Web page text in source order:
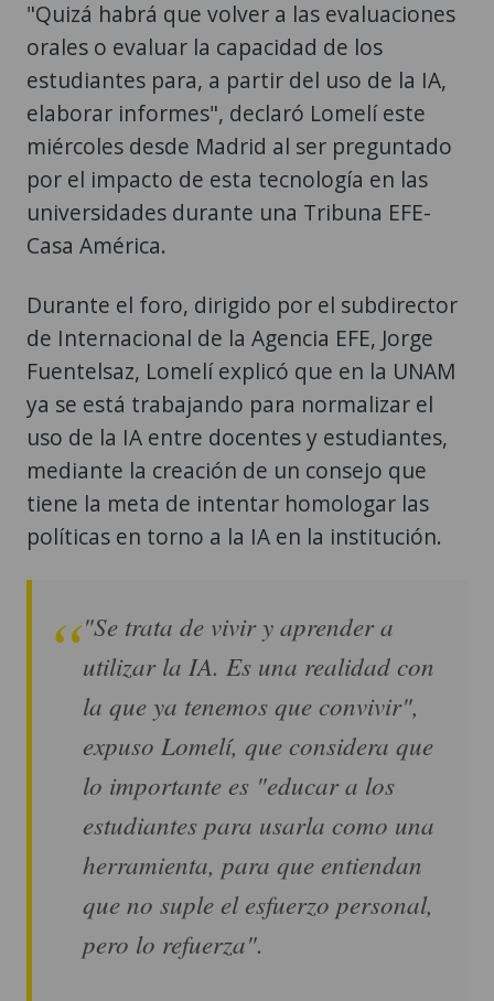
"Quizá habrá que volver a las evaluaciones
orales o evaluar la capacidad de los
estudiantes para, a partir del uso de la IA,
elaborar informes", declaró Lomelí este
miércoles desde Madrid al ser preguntado
por el impacto de esta tecnología en las
universidades durante una Tribuna EFE-
Casa América.
Durante el foro, dirigido por el subdirector
de Internacional de la Agencia EFE, Jorge
Fuentelsaz, Lomelí explicó que en la UNAM
ya se está trabajando para normalizar el
uso de la IA entre docentes y estudiantes,
mediante la creación de un consejo que
tiene la meta de intentar homologar las
políticas en torno a la IA en la institución.
"Se trata de vivir y aprender a
utilizar la IA. Es una realidad con
la que ya tenemos que convivir",
expuso Lomelí, que considera que
lo importante es "educar a los
estudiantes para usarla como una
herramienta, para que entiendan
que no suple el esfuerzo personal,
pero lo refuerza".